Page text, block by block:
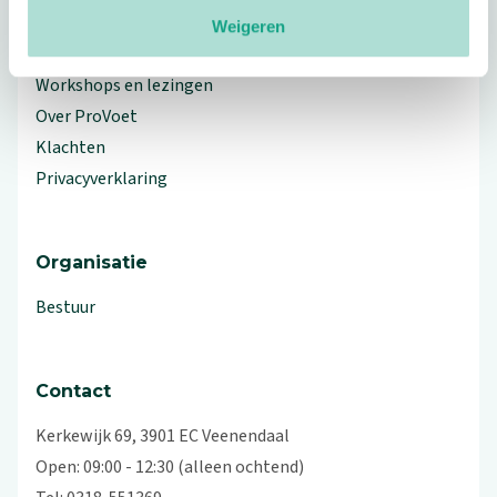
Weigeren
Branche Informatiecentrum
Workshops en lezingen
Over ProVoet
Klachten
Privacyverklaring
Organisatie
Bestuur
Contact
Kerkewijk 69, 3901 EC Veenendaal
Open: 09:00 - 12:30 (alleen ochtend)